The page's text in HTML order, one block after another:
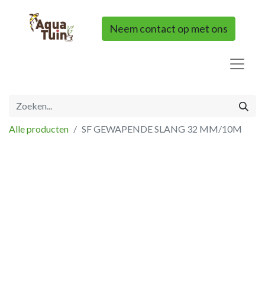
Neem contact op met ons
Alle producten SF GEWAPENDE SLANG 32 MM/10M